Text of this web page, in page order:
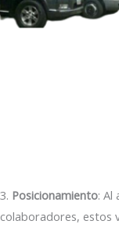
3. Posicionamiento: Al
colaboradores, estos